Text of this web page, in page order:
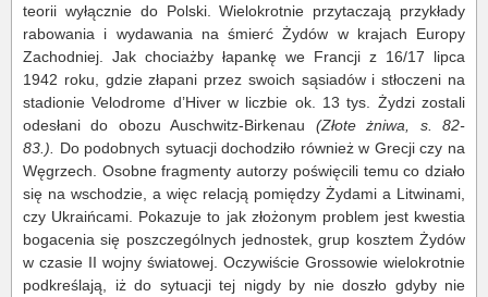
teorii wyłącznie do Polski. Wielokrotnie przytaczają przykłady
rabowania i wydawania na śmierć Żydów w krajach Europy
Zachodniej. Jak chociażby łapankę we Francji z 16/17 lipca
1942 roku, gdzie złapani przez swoich sąsiadów i stłoczeni na
stadionie Velodrome d’Hiver w liczbie ok. 13 tys. Żydzi zostali
odesłani do obozu Auschwitz-Birkenau (Złote żniwa, s. 82-
83.). Do podobnych sytuacji dochodziło również w Grecji czy na
Węgrzech. Osobne fragmenty autorzy poświęcili temu co działo
się na wschodzie, a więc relacją pomiędzy Żydami a Litwinami,
czy Ukraińcami. Pokazuje to jak złożonym problem jest kwestia
bogacenia się poszczególnych jednostek, grup kosztem Żydów
w czasie II wojny światowej. Oczywiście Grossowie wielokrotnie
podkreślają, iż do sytuacji tej nigdy by nie doszło gdyby nie